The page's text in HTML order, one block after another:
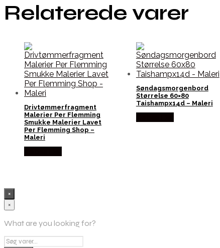
Relaterede varer
Drivtømmerfragment
Malerier Per Flemming
Smukke Malerier Lavet
Per Flemming Shop –
Maleri
Søndagsmorgenbord
Størrelse 60×80
Taishampx14d – Maleri
×
×
What are you looking for?